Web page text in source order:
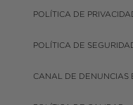
POLÍTICA DE
POLÍTICA DE
CANAL DE DENUNCIAS